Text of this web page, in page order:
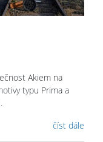
Akiem na
typu Prima a
číst dále